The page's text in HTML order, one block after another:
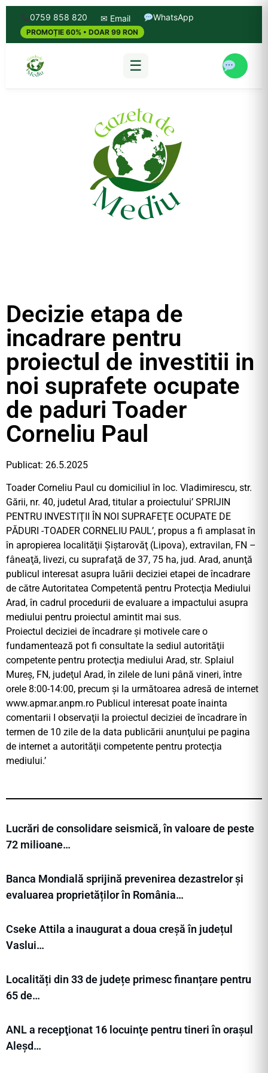
0759 858 820 ✉ Email WhatsApp
PROMOȚIE 60% • DOAR 99 RON
☰
Decizie etapa de
incadrare pentru
proiectul de investitii in
noi suprafete ocupate
de paduri Toader
Corneliu Paul
Publicat: 26.5.2025
Toader Corneliu Paul cu domiciliul în loc. Vladimirescu, str.
Gării, nr. 40, judetul Arad, titular a proiectului’ SPRIJIN
PENTRU INVESTIŢII ÎN NOI SUPRAFEŢE OCUPATE DE
PĂDURI -TOADER CORNELIU PAUL’, propus a fi amplasat în
în apropierea localităţii Şiştarovăţ (Lipova), extravilan, FN –
fâneaţă, livezi, cu suprafaţă de 37, 75 ha, jud. Arad, anunţă
publicul interesat asupra luării deciziei etapei de încadrare
de către Autoritatea Competentă pentru Protecţia Mediului
Arad, în cadrul procedurii de evaluare a impactului asupra
mediului pentru proiectul amintit mai sus.
Proiectul deciziei de încadrare şi motivele care o
fundamentează pot fi consultate la sediul autorităţii
competente pentru protecţia mediului Arad, str. Splaiul
Mureş, FN, judeţul Arad, în zilele de luni până vineri, între
orele 8:00-14:00, precum şi la următoarea adresă de internet
www.apmar.anpm.ro Publicul interesat poate înainta
comentarii I observaţii la proiectul deciziei de încadrare în
termen de 10 zile de la data publicării anunţului pe pagina
de internet a autorităţii competente pentru protecţia
mediului.’
Lucrări de consolidare seismică, în valoare de peste
72 milioane…
Banca Mondială sprijină prevenirea dezastrelor și
evaluarea proprietăților în România…
Cseke Attila a inaugurat a doua creșă în județul
Vaslui…
Localități din 33 de județe primesc finanțare pentru
65 de…
ANL a recepţionat 16 locuinţe pentru tineri în orașul
Aleșd…